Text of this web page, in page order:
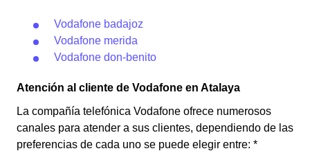
Vodafone badajoz
Vodafone merida
Vodafone don-benito
Atención al cliente de Vodafone en Atalaya
La compañía telefónica Vodafone ofrece numerosos
canales para atender a sus clientes, dependiendo de las
preferencias de cada uno se puede elegir entre: *